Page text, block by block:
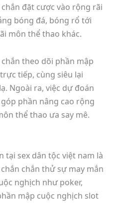
đặt cược vào rộng rãi
bóng đá, bóng rổ tới
môn thể thao khác.
theo dõi phần mập
tiếp, cùng siêu lại
Ngoài ra, việc dự đoán
phần nâng cao rộng
thể thao ưa say mê.
tại sex dân tộc việt nam là
chắn thử sự may mắn
nghịch như poker,
mập cuộc nghịch slot